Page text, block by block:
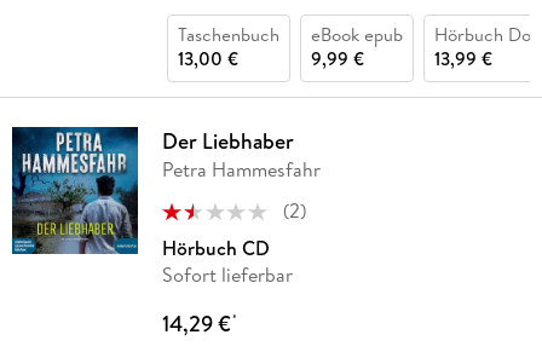
Taschenbuch
13,00 €
eBook epub
9,99 €
Hörbuch
13,99 €
Der Liebhaber
Petra Hammesfahr
(2)
Hörbuch CD
Sofort lieferbar
14,29 €*